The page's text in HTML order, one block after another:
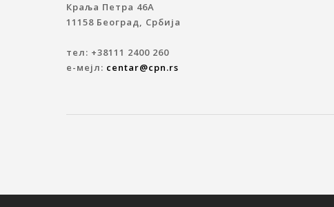
Краља Петра 46A
11158 Београд, Србија
тел: +38111 2400 260
е-мејл: centar@cpn.rs